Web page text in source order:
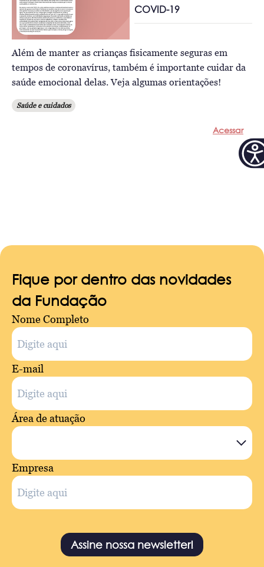
COVID-19
Além de manter as crianças fisicamente seguras em
tempos de coronavírus, também é importante cuidar da
saúde emocional delas. Veja algumas orientações!
Saúde e cuidados
Acessar
Fique por dentro das novidades
da Fundação
Nome Completo
E-mail
Área de atuação
Empresa
Assine nossa newsletter!